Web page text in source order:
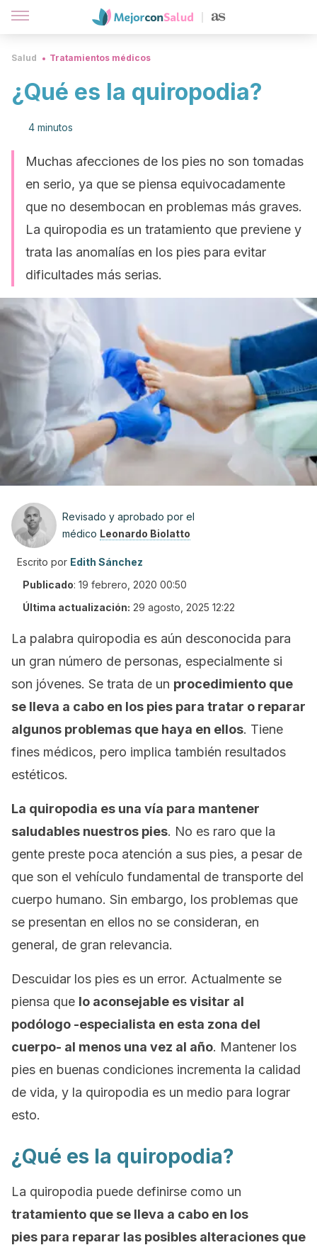
Salud Tratamientos médicos
¿Qué es la quiropodia?
4 minutos
Muchas afecciones de los pies no son tomadas
en serio, ya que se piensa equivocadamente
que no desembocan en problemas más graves.
La quiropodia es un tratamiento que previene y
trata las anomalías en los pies para evitar
dificultades más serias.
Revisado y aprobado por el
médico Leonardo Biolatto
Escrito por Edith Sánchez
Publicado: 19 febrero, 2020 00:50
Última actualización: 29 agosto, 2025 12:22
La palabra quiropodia es aún desconocida para
un gran número de personas, especialmente si
son jóvenes. Se trata de un procedimiento que
se lleva a cabo en los pies para tratar o reparar
algunos problemas que haya en ellos. Tiene
fines médicos, pero implica también resultados
estéticos.
La quiropodia es una vía para mantener
saludables nuestros pies. No es raro que la
gente preste poca atención a sus pies, a pesar de
que son el vehículo fundamental de transporte del
cuerpo humano. Sin embargo, los problemas que
se presentan en ellos no se consideran, en
general, de gran relevancia.
Descuidar los pies es un error. Actualmente se
piensa que lo aconsejable es visitar al
podólogo -especialista en esta zona del
cuerpo- al menos una vez al año. Mantener los
pies en buenas condiciones incrementa la calidad
de vida, y la quiropodia es un medio para lograr
esto.
¿Qué es la quiropodia?
La quiropodia puede definirse como un
tratamiento que se lleva a cabo en los
pies para reparar las posibles alteraciones que